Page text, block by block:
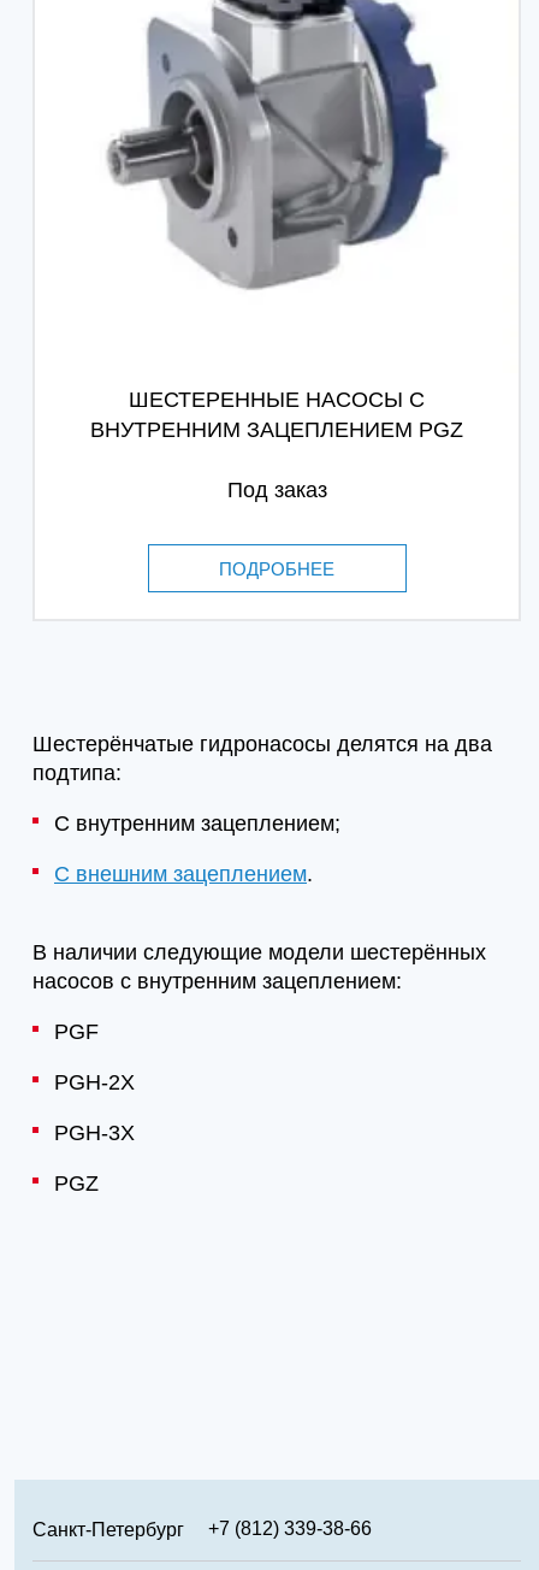
ШЕСТЕРЕННЫЕ НАСОСЫ С
ВНУТРЕННИМ ЗАЦЕПЛЕНИЕМ PGZ
Под заказ
ПОДРОБНЕЕ
Шестерёнчатые гидронасосы делятся на два
подтипа:
С внутренним зацеплением;
С внешним зацеплением.
В наличии следующие модели шестерённых
насосов с внутренним зацеплением:
PGF
PGH-2X
PGH-3X
PGZ
Санкт-Петербург
+7 (812) 339-38-66
+7 (499) 346-65-02